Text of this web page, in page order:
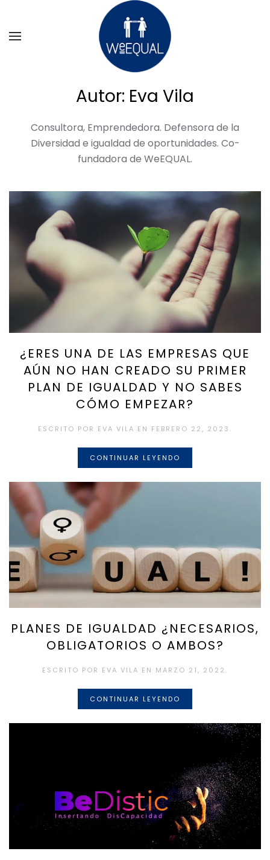
Ir al contenido principal
Autor: Eva Vila
Consultora, Emprendedora. Defensora de la
Diversidad e igualdad de oportunidades. Co-
fundadora de WeEQUAL.
¿ERES UNA DE LAS EMPRESAS QUE
AÚN NO HAN CREADO SU PRIMER
PLAN DE IGUALDAD Y NO SABES
CÓMO EMPEZAR?
ESCRITO POR EVA VILA EN FEBRERO 22, 2023 .
CONTINUAR LEYENDO
PLANES DE IGUALDAD ¿NECESARIOS,
OBLIGATORIOS O AMBOS?
ESCRITO POR EVA VILA EN MARZO 21, 2022 .
CONTINUAR LEYENDO